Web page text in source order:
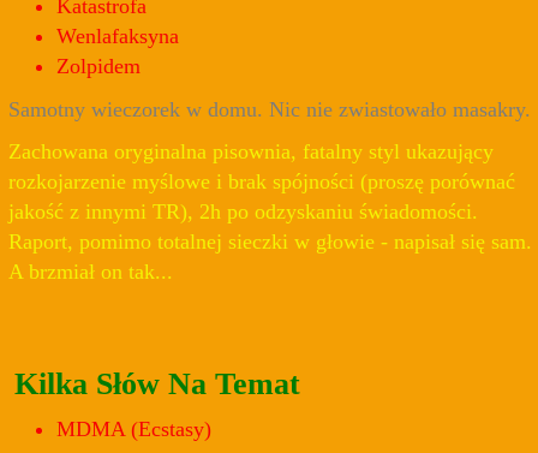
Katastrofa
Wenlafaksyna
Zolpidem
Samotny wieczorek w domu. Nic nie zwiastowało masakry.
Zachowana oryginalna pisownia, fatalny styl ukazujący
rozkojarzenie myślowe i brak spójności (proszę porównać
jakość z innymi TR), 2h po odzyskaniu świadomości.
Raport, pomimo totalnej sieczki w głowie - napisał się sam.
A brzmiał on tak...
Kilka Słów Na Temat
MDMA (Ecstasy)